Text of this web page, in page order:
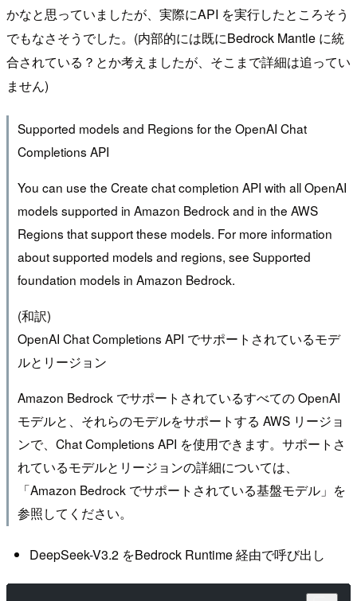
かなと思っていましたが、実際にAPI を実行したところそう
でもなさそうでした。(内部的には既にBedrock Mantle に統
合されている？とか考えましたが、そこまで詳細は追ってい
ません)
Supported models and Regions for the OpenAI Chat
Completions API
You can use the Create chat completion API with all OpenAI
models supported in Amazon Bedrock and in the AWS
Regions that support these models. For more information
about supported models and regions, see Supported
foundation models in Amazon Bedrock.
(和訳)
OpenAI Chat Completions API でサポートされているモデ
ルとリージョン
Amazon Bedrock でサポートされているすべての OpenAI
モデルと、それらのモデルをサポートする AWS リージョ
ンで、Chat Completions API を使用できます。サポートさ
れているモデルとリージョンの詳細については、
「Amazon Bedrock でサポートされている基盤モデル」を
参照してください。
DeepSeek-V3.2 をBedrock Runtime 経由で呼び出し